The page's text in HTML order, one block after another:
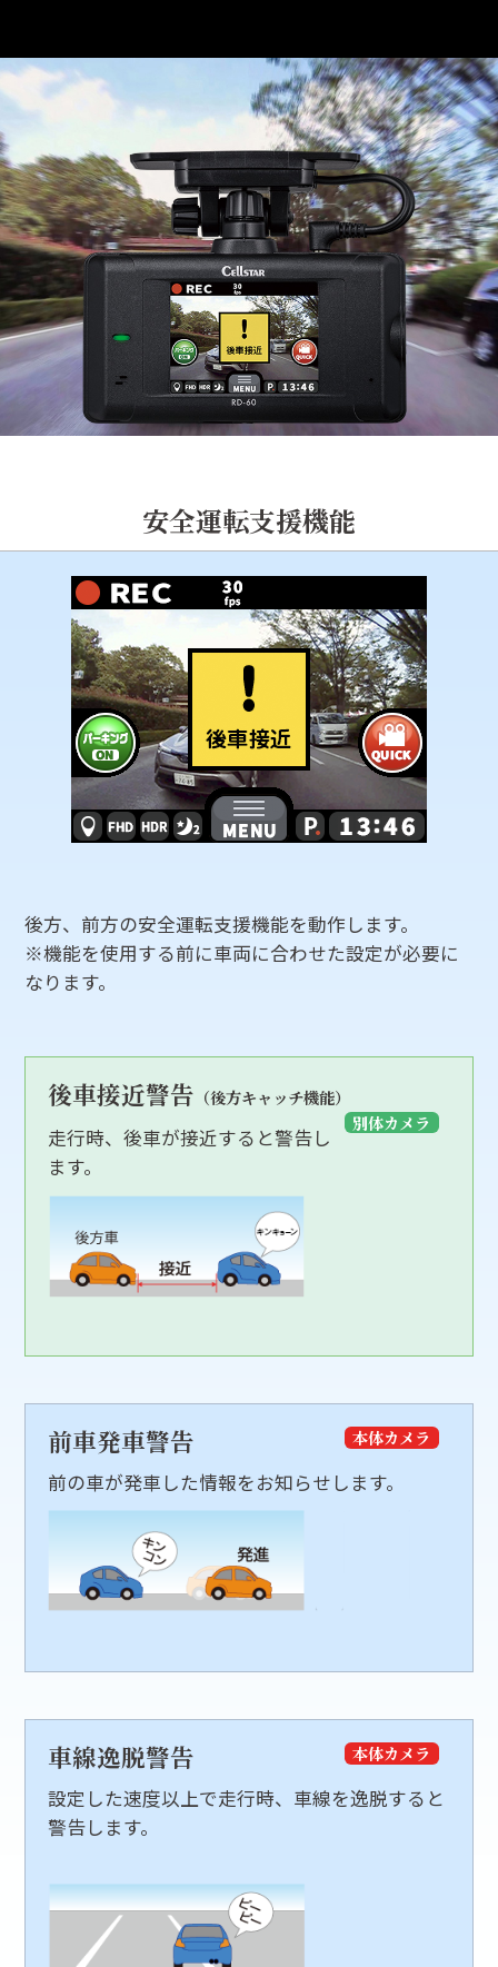
安全運転支援機能
後方、前方の安全運転支援機能を動作します。
※機能を使用する前に車両に合わせた設定が必要に
なります。
後車接近警告 （後方キャッチ機能）
別体カメラ
走行時、後車が接近すると警告し
ます。
前車発車警告 本体カメラ
前の車が発車した情報をお知らせします。
車線逸脱警告 本体カメラ
設定した速度以上で走行時、車線を逸脱すると
警告します。